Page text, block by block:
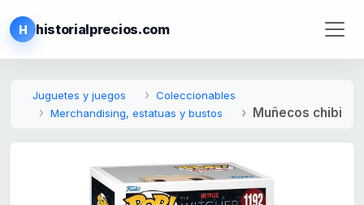
H historialprecios.com
Juguetes y juegos
Coleccionables
Merchandising, estatuas y bustos
Muñecos chibi